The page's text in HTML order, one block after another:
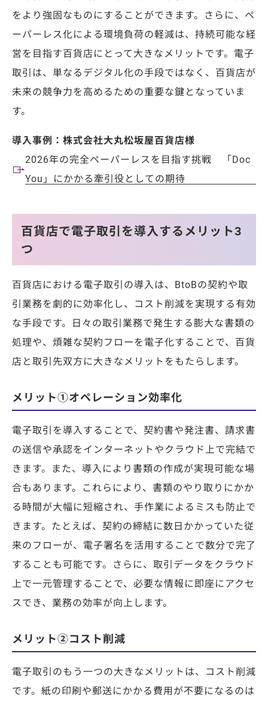
をより強固なものにすることができます。さらに、ペ
ーパーレス化による環境負荷の軽減は、持続可能な経
営を目指す百貨店にとって大きなメリットです。電子
取引は、単なるデジタル化の手段ではなく、百貨店が
未来の競争力を高めるための重要な鍵となっていま
す。
導入事例：株式会社大丸松坂屋百貨店様
2026年の完全ペーパーレスを目指す挑戦 「Doc
You」にかかる牽引役としての期待
百貨店で電子取引を導入するメリット3
つ
百貨店における電子取引の導入は、BtoBの契約や取
引業務を劇的に効率化し、コスト削減を実現する有効
な手段です。日々の取引業務で発生する膨大な書類の
処理や、煩雑な契約フローを電子化することで、百貨
店と取引先双方に大きなメリットをもたらします。
メリット①オペレーション効率化
電子取引を導入することで、契約書や発注書、請求書
の送信や承認をインターネットやクラウド上で完結で
きます。また、導入により書類の作成が実現可能な場
合もあります。これらにより、書類のやり取りにかか
る時間が大幅に短縮され、手作業によるミスも防止で
きます。たとえば、契約の締結に数日かかっていた従
来のフローが、電子署名を活用することで数分で完了
することも可能です。さらに、取引データをクラウド
上で一元管理することで、必要な情報に即座にアクセ
スでき、業務の効率が向上します。
メリット②コスト削減
電子取引のもう一つの大きなメリットは、コスト削減
です。紙の印刷や郵送にかかる費用が不要になるのは